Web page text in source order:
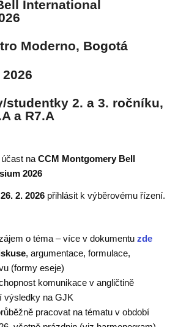
International
Moderno, Bogotá
studentky 2. a 3. ročníku,
a R7.A
účast naCCM Montgomery Bell
2026
2. 2026 přihlásit k výběrovému řízení.
o téma – více v dokumentu zde
, argumentace, formulace,
(formy eseje)
komunikace v angličtině
výsledky na GJK
pracovat na tématu v období